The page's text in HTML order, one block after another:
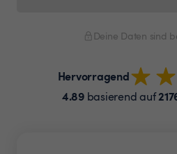
Deine Daten sind
Hervorragend
4.89basierend auf